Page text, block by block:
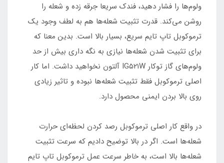
ولوم‌ها را فشار دهید، فندک سریعا جرقه زده و شعله را
روشن می‌کند. قدرت تثبیت شعله‌ها هم به لطف وجود یک
ترموکوبل تاپ تایم سریع، بسیار بالا است. بدین معنا که
برای تثبیت شدن شعله‌ها نیازی به نگه داری بیش از حد
ولوم‌های گاز توکار IG۵۲۱W آلتون نخواهید داشت. اما کار
اصلی ترموکوبل فقط تثبیت شعله‌ها نبوده و تاثیر زیادی
روی بالا بردن ایمنی محصول دارد.
در واقع کار اصلی ترموکوبل رصد کردن لحظه‌ای حرارت
شعله‌ها است. اگر در بالا توضیح دادیم که سرعت تثبیت
شعله‌ها بالا است، به خاطر سرعت عمل ترموکوبل تاپ تایم